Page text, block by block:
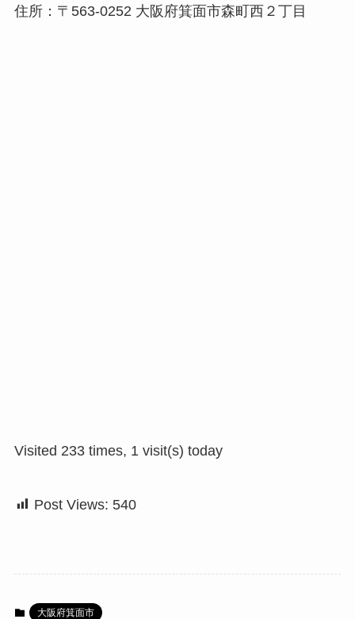
住所：〒563-0252 大阪府箕面市森町西２丁目
Visited 233 times, 1 visit(s) today
Post Views: 540
大阪府箕面市